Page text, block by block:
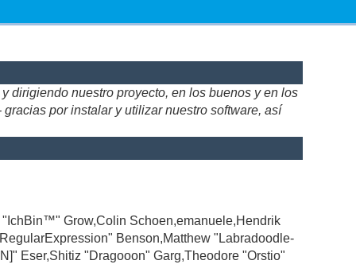
dirigiendo nuestro proyecto, en los buenos y en los
por instalar y utilizar nuestro software, así
Grow,Colin Schoen,emanuele,Hendrik
Benson,Matthew "Labradoodle-
Eser,Shitiz "Dragooon" Garg,Theodore "Orstio"